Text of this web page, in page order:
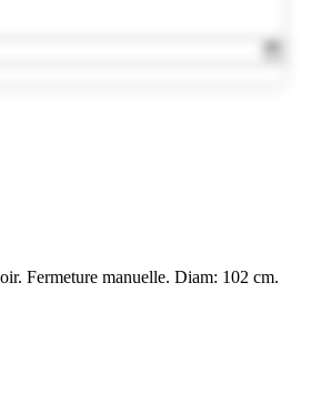
Fermeture manuelle. Diam: 102 cm.